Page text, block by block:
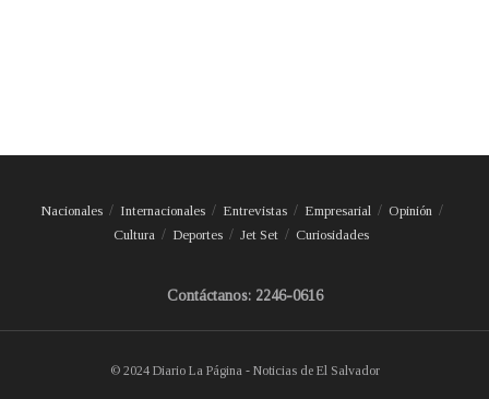
Nacionales Internacionales Entrevistas Empresarial
Opinión
Cultura
Deportes Jet Set Curiosidades
Contáctanos: 2246-0616
© 2024 Diario La Página - Noticias de El Salvador